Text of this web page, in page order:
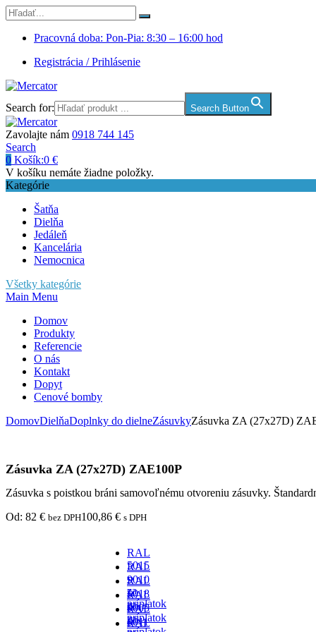
Pracovná doba: Pon-Pia: 8:30 – 16:00 hod
Registrácia / Prihlásenie
Search for: Search Button
Zavolajte nám 0918 744 145
Search
0 Košík:0 €
V košíku nemáte žiadne položky.
Kategórie
Šatňa
Dielňa
Jedáleň
Kancelária
Nemocnica
Všetky kategórie
Main Menu
Domov
Produkty
Referencie
O nás
Kontakt
Dopyt
Cenové bomby
DomovDielňaDoplnky do dielneZásuvkyZásuvka ZA (27x27D)
Zásuvka ZA (27x27D) ZAE100P
Zásuvka s poistkou bráni samovoľnému otvoreniu zásuvky.
Od: 82 € bez DPH100,86 € s DPH
RAL
5015
-
za
príplatok
RAL
9010
-
za
príplatok
RAL
5018
-
za
RAL
9005
-
RAL
6011
RAL